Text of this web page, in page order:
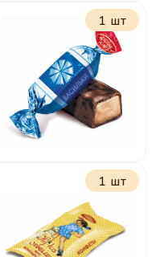
1 шт
Васильки
1 шт